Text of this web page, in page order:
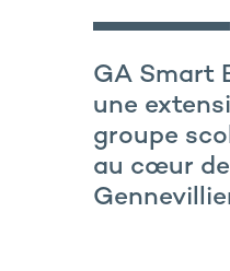
GA Smart
une
groupe
au cœur